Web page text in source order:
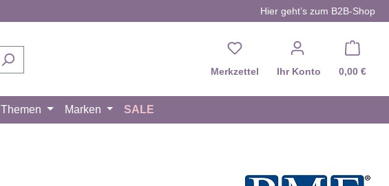
Hier geht’s zum B2B-Shop
Merkzettel Du hast 0 Produkte auf
Ihr Konto 0,00 €
Themen Marken SALE